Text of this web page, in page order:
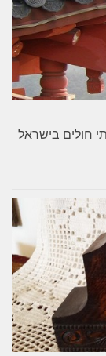
חולים בישראל